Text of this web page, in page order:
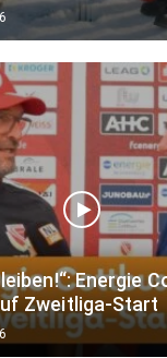
Energie
Zweitliga-Start